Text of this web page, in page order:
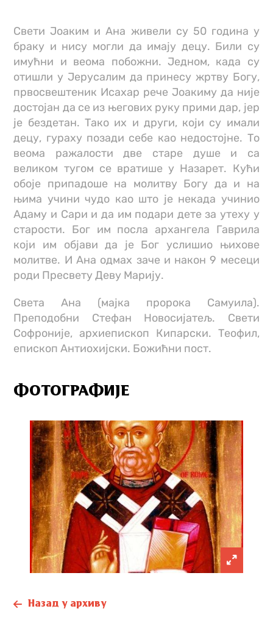
Свети Јоаким и Ана живели су 50 година у
браку и нису могли да имају децу. Били су
имућни и веома побожни. Једном, када су
отишли у Јерусалим да принесу жртву Богу,
првосвештеник Исахар рече Јоакиму да није
достојан да се из његових руку прими дар, јер
је бездетан. Тако их и други, који су имали
децу, гураху позади себе као недостојне. То
веома ражалости две старе душе и са
великом тугом се вратише у Назарет. Кући
обоје припадоше на молитву Богу да и на
њима учини чудо као што је некада учинио
Адаму и Сари и да им подари дете за утеху у
старости. Бог им посла архангела Гаврила
који им објави да је Бог услишио њихове
молитве. И Ана одмах заче и након 9 месеци
роди Пресвету Деву Марију.
Света Ана (мајка пророка Самуила).
Преподобни Стефан Новосијатељ. Свети
Софроније, архиепископ Кипарски. Теофил,
епископ Антиохијски. Божићни пост.
ФОТОГРАФИЈЕ
Назад у архиву